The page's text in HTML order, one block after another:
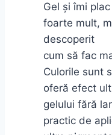
Gel și îmi plac
foarte mult,
descoperit
cum să fac
Culorile sunt
oferă efect
gelului fără
practic de